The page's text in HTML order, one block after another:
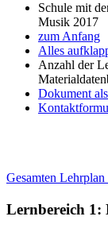
Schule mit
Musik 2017
zum Anfang
Alles
Anzahl der
Dokument
Gesamten Lehrplan
Lernbereich 1: